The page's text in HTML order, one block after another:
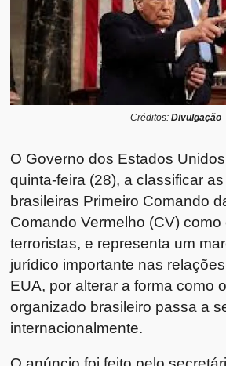
Créditos: Divulgação
O Governo dos Estados
quinta-feira (28), a classificar
brasileiras Primeiro Comando
Comando Vermelho (CV)
terroristas, e representa um
jurídico importante nas
EUA, por alterar a forma como
organizado brasileiro passa a
internacionalmente.